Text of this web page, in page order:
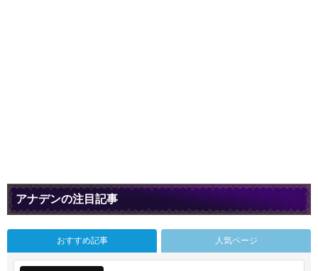
アナデンの注目記事
おすすめ記事 人気ページ